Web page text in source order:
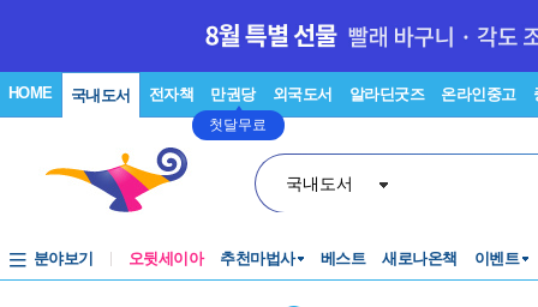
HOME 국내도서 전자책 만권당
첫달무료
외국도서 알라딘굿즈 온라인중고
국내도서
분야보기 오뒷세이아 추천마법사 베스트 새로나온책 이벤트